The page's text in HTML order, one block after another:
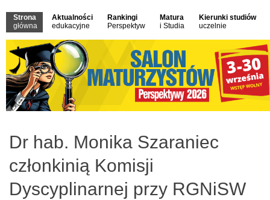
Strona
główna
Aktualności
edukacyjne
Rankingi
Perspektyw
Matura
i Studia
Kierunki studiów
uczelnie
Dr hab. Monika Szaraniec
członkinią Komisji
Dyscyplinarnej przy RGNiSW